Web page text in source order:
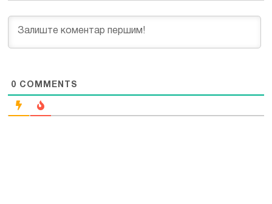
0 COMMENTS